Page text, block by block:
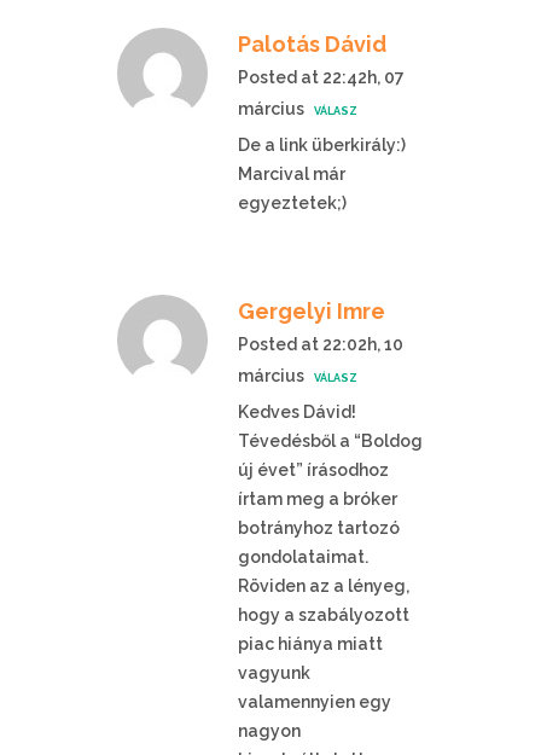
Palotás Dávid
Posted at 22:42h, 07
március
VÁLASZ
De a link überkirály:)
Marcival már
egyeztetek;)
Gergelyi Imre
Posted at 22:02h, 10
március
VÁLASZ
Kedves Dávid!
Tévedésből a “Boldog
új évet” írásodhoz
írtam meg a bróker
botrányhoz tartozó
gondolataimat.
Röviden az a lényeg,
hogy a szabályozott
piac hiánya miatt
vagyunk
valamennyien egy
nagyon